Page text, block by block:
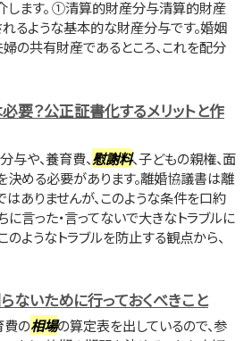
します。 ①清算的財産分与清算的財産
るような基本的な財産分与です。婚姻
の共有財産であるところ、これを配分
要？公正証書化するメリットと作
与や、養育費、慰謝料、子どもの親権、面
める必要があります。離婚協議書は離
ありませんが、このような条件を口約
に言った・言ってないで大きなトラブルに
のようなトラブルを防止する観点から、
ないために行っておくべきこと
費の相場の算定表を出しているので、参